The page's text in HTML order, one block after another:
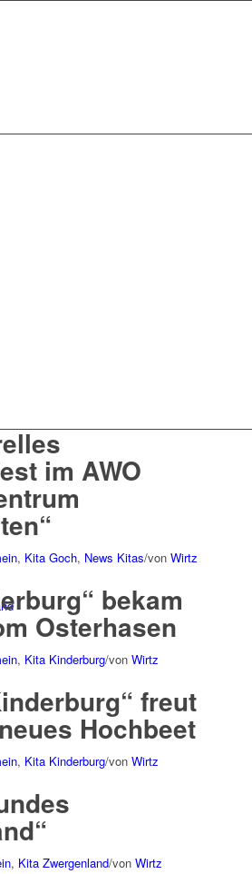
im AWO
, Kita Goch, News Kitas/von Wirtz
bekam
Osterhasen
, Kita Kinderburg/von Wirtz
freut
Hochbeet
, Kita Kinderburg/von Wirtz
, Kita Zwergenland/von Wirtz